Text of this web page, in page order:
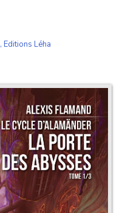
, Editions Léha